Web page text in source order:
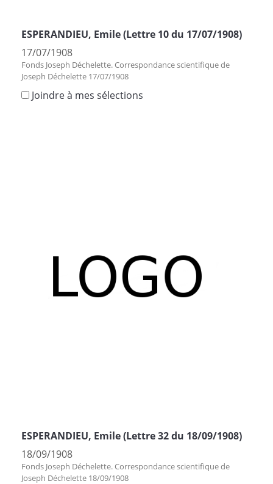
ESPERANDIEU, Emile (Lettre 10 du 17/07/1908)
17/07/1908
Fonds Joseph Déchelette. Correspondance scientifique de
Joseph Déchelette 17/07/1908
Joindre à mes sélections
ESPERANDIEU, Emile (Lettre 32 du 18/09/1908)
18/09/1908
Fonds Joseph Déchelette. Correspondance scientifique de
Joseph Déchelette 18/09/1908